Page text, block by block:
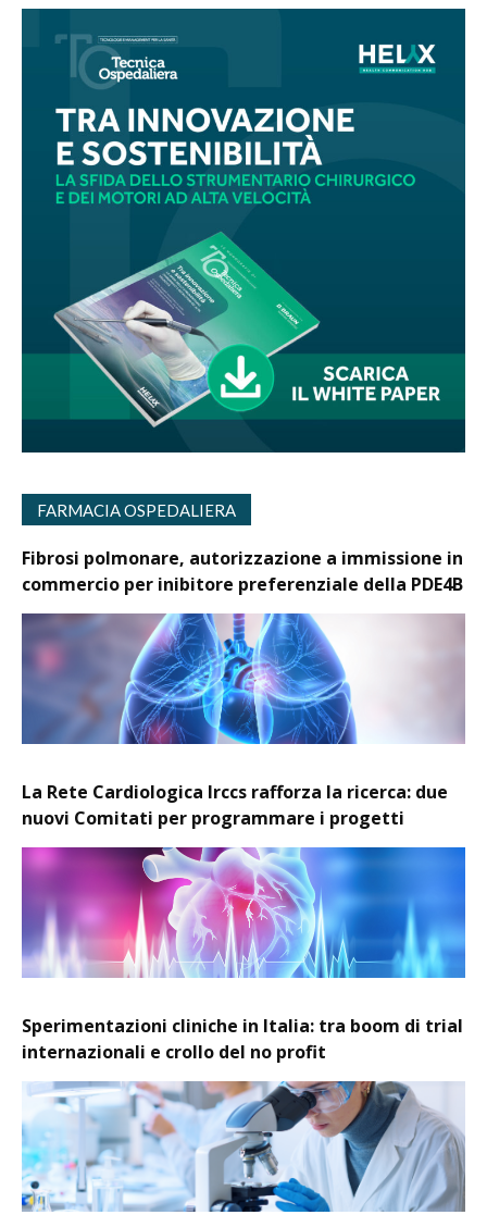
FARMACIA OSPEDALIERA
Fibrosi polmonare, autorizzazione a immissione in
commercio per inibitore preferenziale della PDE4B
La Rete Cardiologica Irccs rafforza la ricerca: due
nuovi Comitati per programmare i progetti
Sperimentazioni cliniche in Italia: tra boom di trial
internazionali e crollo del no profit